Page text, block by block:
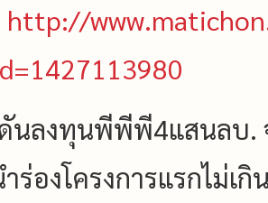
http://
นลงทุนพีพีพี4แสนลบ.
ร่องโครงการแรกไม่เกิ